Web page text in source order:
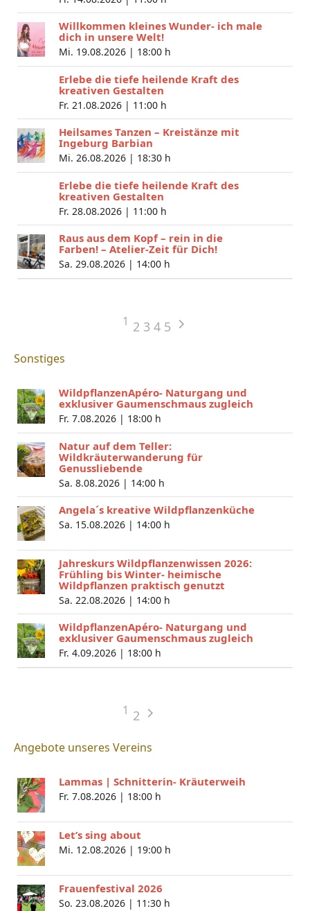
Willkommen kleines Wunder- ich male
dich in unsere Welt!
Mi. 19.08.2026 | 18:00 h
Erlebe die tiefe heilende Kraft des
kreativen Gestalten
Fr. 21.08.2026 | 11:00 h
Heilsames Tanzen – Kreistänze mit
Ingeburg Barbian
Mi. 26.08.2026 | 18:30 h
Erlebe die tiefe heilende Kraft des
kreativen Gestalten
Fr. 28.08.2026 | 11:00 h
Raus aus dem Kopf – rein in die
Farben! – Atelier-Zeit für Dich!
Sa. 29.08.2026 | 14:00 h
1 2 3 4 5
Sonstiges
WildpflanzenApéro- Naturgang und
exklusiver Gaumenschmaus zugleich
Fr. 7.08.2026 | 18:00 h
Natur auf dem Teller:
Wildkräuterwanderung für
Genussliebende
Sa. 8.08.2026 | 14:00 h
Angela´s kreative Wildpflanzenküche
Sa. 15.08.2026 | 14:00 h
Jahreskurs Wildpflanzenwissen 2026:
Frühling bis Winter- heimische
Wildpflanzen praktisch genutzt
Sa. 22.08.2026 | 14:00 h
WildpflanzenApéro- Naturgang und
exklusiver Gaumenschmaus zugleich
Fr. 4.09.2026 | 18:00 h
1 2
Angebote unseres Vereins
Lammas | Schnitterin- Kräuterweih
Fr. 7.08.2026 | 18:00 h
Let’s sing about
Mi. 12.08.2026 | 19:00 h
Frauenfestival 2026
So. 23.08.2026 | 11:30 h